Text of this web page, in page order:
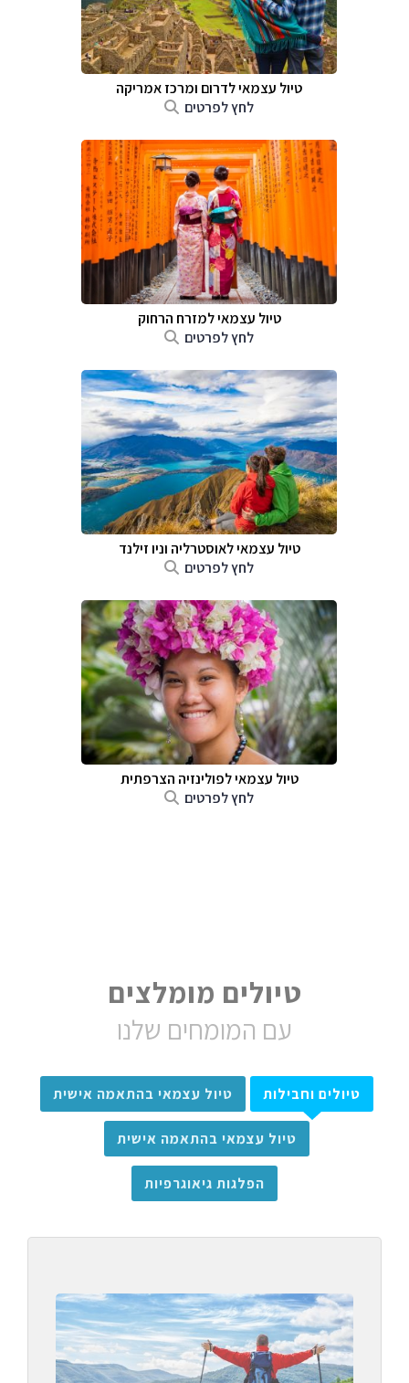
טיול עצמאי לדרום ומרכז אמריקה
לחץ לפרטים
טיול עצמאי למזרח הרחוק
לחץ לפרטים
טיול עצמאי לאוסטרליה וניו זילנד
לחץ לפרטים
טיול עצמאי לפולינזיה הצרפתית
לחץ לפרטים
טיולים מומלצים
עם המומחים שלנו
טיולים וחבילות טיול עצמאי בהתאמה אישית
טיול עצמאי בהתאמה אישית
הפלגות גיאוגרפיות